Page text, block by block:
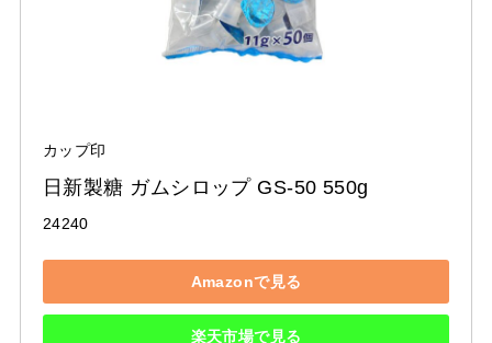
カップ印
日新製糖 ガムシロップ GS-50 550g
24240
Amazonで見る
楽天市場で見る